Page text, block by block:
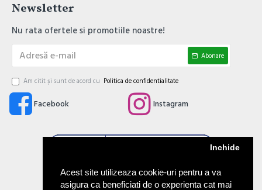
Acest site utilizeaza cookie-uri pentru a va
asigura ca beneficiati de o experienta cat mai
Inchide
Newsletter
Nu rata ofertele si promotiile noastre!
Abonare
Am citit şi sunt de acord cu Politica de confidentialitate
Facebook Instagram